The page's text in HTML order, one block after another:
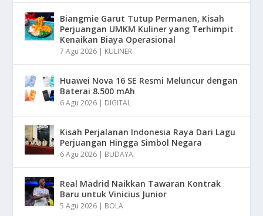
Biangmie Garut Tutup Permanen, Kisah
Perjuangan UMKM Kuliner yang Terhimpit
Kenaikan Biaya Operasional
7 Agu 2026 | KULINER
Huawei Nova 16 SE Resmi Meluncur dengan
Baterai 8.500 mAh
6 Agu 2026 | DIGITAL
Kisah Perjalanan Indonesia Raya Dari Lagu
Perjuangan Hingga Simbol Negara
6 Agu 2026 | BUDAYA
Real Madrid Naikkan Tawaran Kontrak
Baru untuk Vinicius Junior
5 Agu 2026 | BOLA